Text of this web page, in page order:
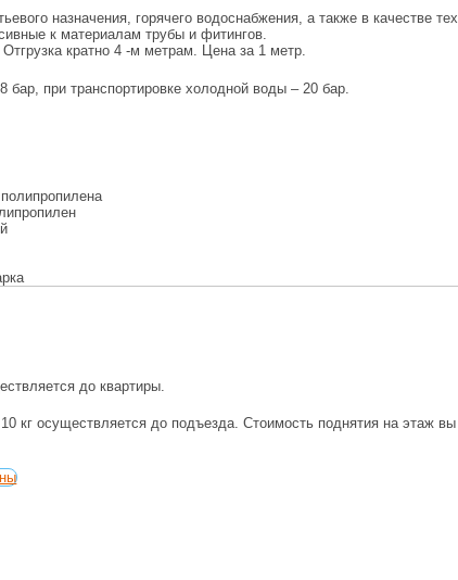
назначения, горячего водоснабжения, а также в качестве
к материалам трубы и фитингов.
кратно 4 -м метрам. Цена за 1 метр.
при транспортировке холодной воды – 20 бар.
до квартиры.
кг осуществляется до подъезда. Стоимость поднятия на этаж